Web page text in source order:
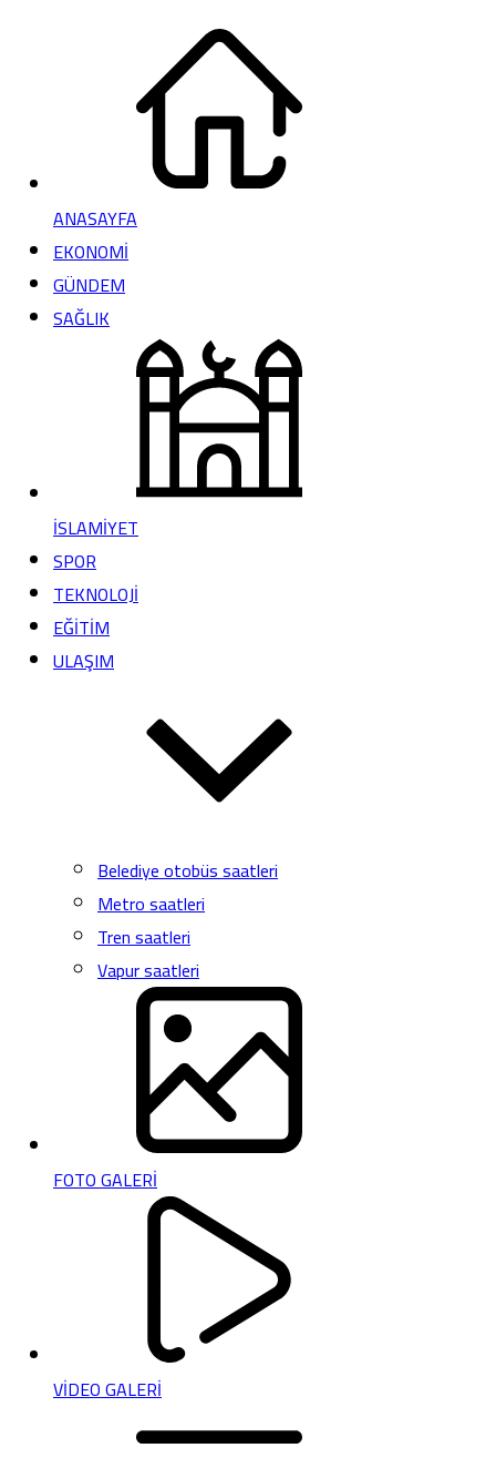
ANASAYFA
EKONOMİ
GÜNDEM
SAĞLIK
İSLAMİYET
SPOR
TEKNOLOJİ
EĞİTİM
ULAŞIM
Belediye otobüs saatleri
Metro saatleri
Tren saatleri
Vapur saatleri
FOTO GALERİ
VİDEO GALERİ